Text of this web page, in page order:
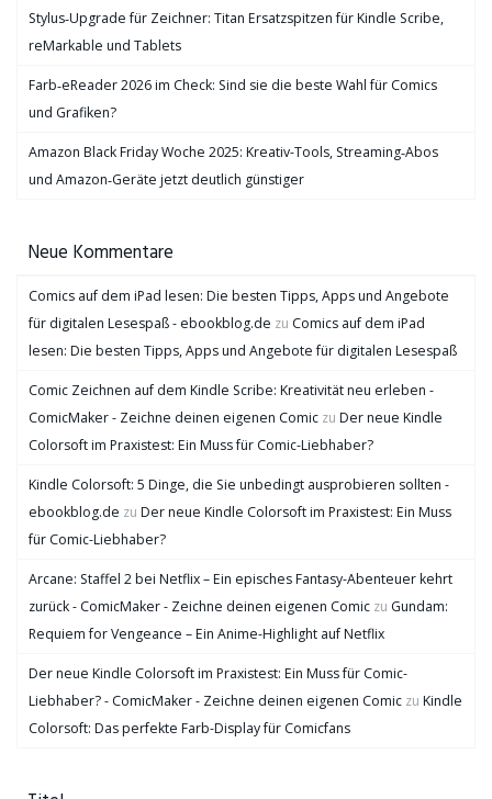
Stylus‑Upgrade für Zeichner: Titan Ersatzspitzen für Kindle Scribe,
reMarkable und Tablets
Farb‑eReader 2026 im Check: Sind sie die beste Wahl für Comics
und Grafiken?
Amazon Black Friday Woche 2025: Kreativ-Tools, Streaming‑Abos
und Amazon‑Geräte jetzt deutlich günstiger
Neue Kommentare
Comics auf dem iPad lesen: Die besten Tipps, Apps und Angebote
für digitalen Lesespaß - ebookblog.de zu Comics auf dem iPad
lesen: Die besten Tipps, Apps und Angebote für digitalen Lesespaß
Comic Zeichnen auf dem Kindle Scribe: Kreativität neu erleben -
ComicMaker - Zeichne deinen eigenen Comic zu Der neue Kindle
Colorsoft im Praxistest: Ein Muss für Comic-Liebhaber?
Kindle Colorsoft: 5 Dinge, die Sie unbedingt ausprobieren sollten -
ebookblog.de zu Der neue Kindle Colorsoft im Praxistest: Ein Muss
für Comic-Liebhaber?
Arcane: Staffel 2 bei Netflix – Ein episches Fantasy-Abenteuer kehrt
zurück - ComicMaker - Zeichne deinen eigenen Comic zu Gundam:
Requiem for Vengeance – Ein Anime-Highlight auf Netflix
Der neue Kindle Colorsoft im Praxistest: Ein Muss für Comic-
Liebhaber? - ComicMaker - Zeichne deinen eigenen Comic zu Kindle
Colorsoft: Das perfekte Farb-Display für Comicfans